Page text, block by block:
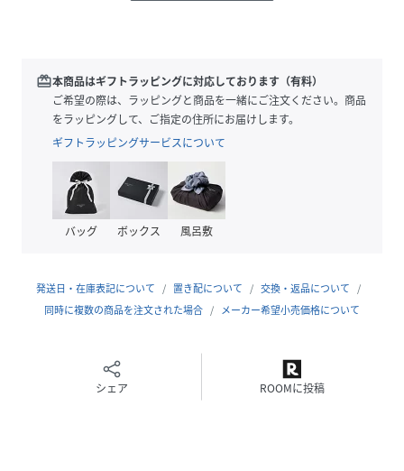
※照明の関係により、実際よりも色味が違って見える場合が
あります。また、パソコン・スマートフォンなどの環境によ
り、若干製品と画像のカラーが異なる場合もございます。
性別タイプ レディース
中国製
サイズ 38(M)、40(L)
RK3979_999909N9811018
999909N9811018-004-38 RK3979
redeem本商品はギフトラッピングに対応しております（有料）
ご希望の際は、ラッピングと商品を一緒にご注文ください。商品
をラッピングして、ご指定の住所にお届けします。
ギフトラッピングサービスについて
バッグ ボックス 風呂敷
発送日・在庫表記について 置き配について
交換・返品について
同時に複数の商品を注文された場合
メーカー希望小売価格について
シェア ROOMに投稿